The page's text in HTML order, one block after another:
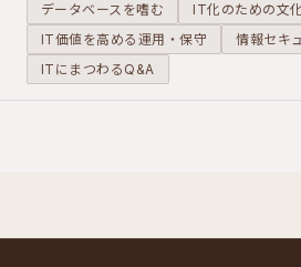
データベースを嗜む
IT化のための文
IT価値を高める運用・保守
情報セキ
ITにまつわるQ&A